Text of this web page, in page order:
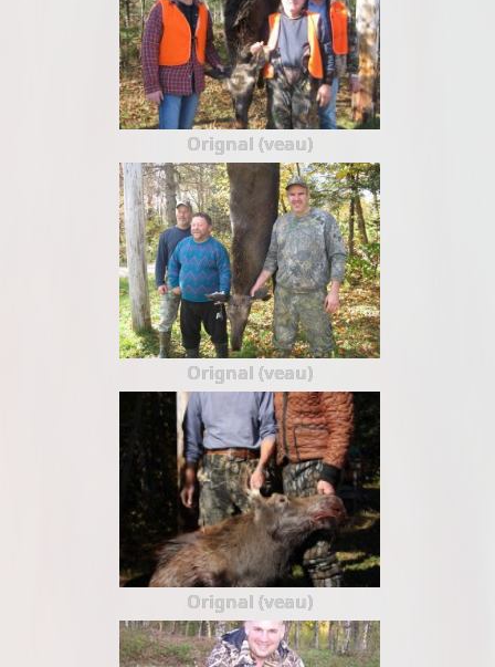
Orignal (veau)
Orignal (veau)
Orignal (veau)